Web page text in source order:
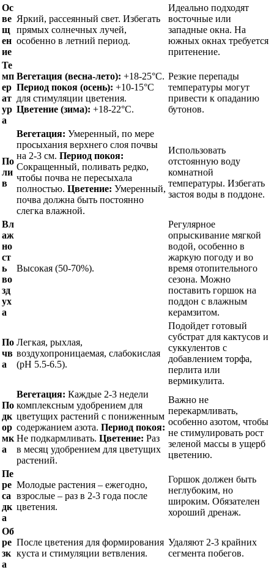
Ос
ве
щ
ен
ие
Яркий, рассеянный свет. Избегать
прямых солнечных лучей,
особенно в летний период.
Идеально подходят
восточные или
западные окна. На
южных окнах требуется
притенение.
Те
мп
ер
ат
ур
а
Вегетация (весна-лето): +18-25°C.
Период покоя (осень): +10-15°C
для стимуляции цветения.
Цветение (зима): +18-22°C.
Резкие перепады
температуры могут
привести к опаданию
бутонов.
По
ли
в
Вегетация: Умеренный, по мере
просыхания верхнего слоя почвы
на 2-3 см. Период покоя:
Сокращенный, поливать редко,
чтобы почва не пересыхала
полностью. Цветение: Умеренный,
почва должна быть постоянно
слегка влажной.
Использовать
отстоянную воду
комнатной
температуры. Избегать
застоя воды в поддоне.
Вл
аж
но
ст
ь
во
зд
ух
а
Высокая (50-70%).
Регулярное
опрыскивание мягкой
водой, особенно в
жаркую погоду и во
время отопительного
сезона. Можно
поставить горшок на
поддон с влажным
керамзитом.
По
чв
а
Легкая, рыхлая,
воздухопроницаемая, слабокислая
(pH 5.5-6.5).
Подойдет готовый
субстрат для кактусов и
суккулентов с
добавлением торфа,
перлита или
вермикулита.
По
дк
ор
мк
а
Вегетация: Каждые 2-3 недели
комплексным удобрением для
цветущих растений с пониженным
содержанием азота. Период покоя:
Не подкармливать. Цветение: Раз
в месяц удобрением для цветущих
растений.
Важно не
перекармливать,
особенно азотом, чтобы
не стимулировать рост
зеленой массы в ущерб
цветению.
Пе
ре
са
дк
а
Молодые растения – ежегодно,
взрослые – раз в 2-3 года после
цветения.
Горшок должен быть
неглубоким, но
широким. Обязателен
хороший дренаж.
Об
ре
зк
а
После цветения для формирования
куста и стимуляции ветвления.
Удаляют 2-3 крайних
сегмента побегов.